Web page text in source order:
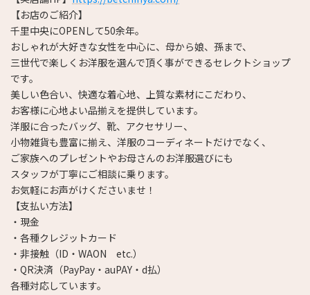
【お店のご紹介】
千里中央にOPENして50余年。
おしゃれが大好きな女性を中心に、母から娘、孫まで、
三世代で楽しくお洋服を選んで頂く事ができるセレクトショップ
です。
美しい色合い、快適な着心地、上質な素材にこだわり、
お客様に心地よい品揃えを提供しています。
洋服に合ったバッグ、靴、アクセサリー、
小物雑貨も豊富に揃え、洋服のコーディネートだけでなく、
ご家族へのプレゼントやお母さんのお洋服選びにも
スタッフが丁寧にご相談に乗ります。
お気軽にお声がけくださいませ！
【支払い方法】
・現金
・各種クレジットカード
・非接触（ID・WAON etc.）
・QR決済（PayPay・auPAY・d払）
各種対応しています。